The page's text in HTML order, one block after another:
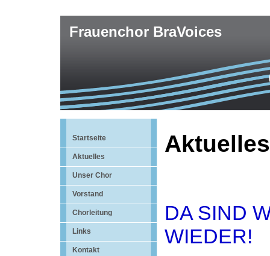
Frauenchor BraVoices
Startseite
Aktuelles
Unser Chor
Vorstand
Chorleitung
Links
Kontakt
Aktuelles
DA SIND
WIEDER!